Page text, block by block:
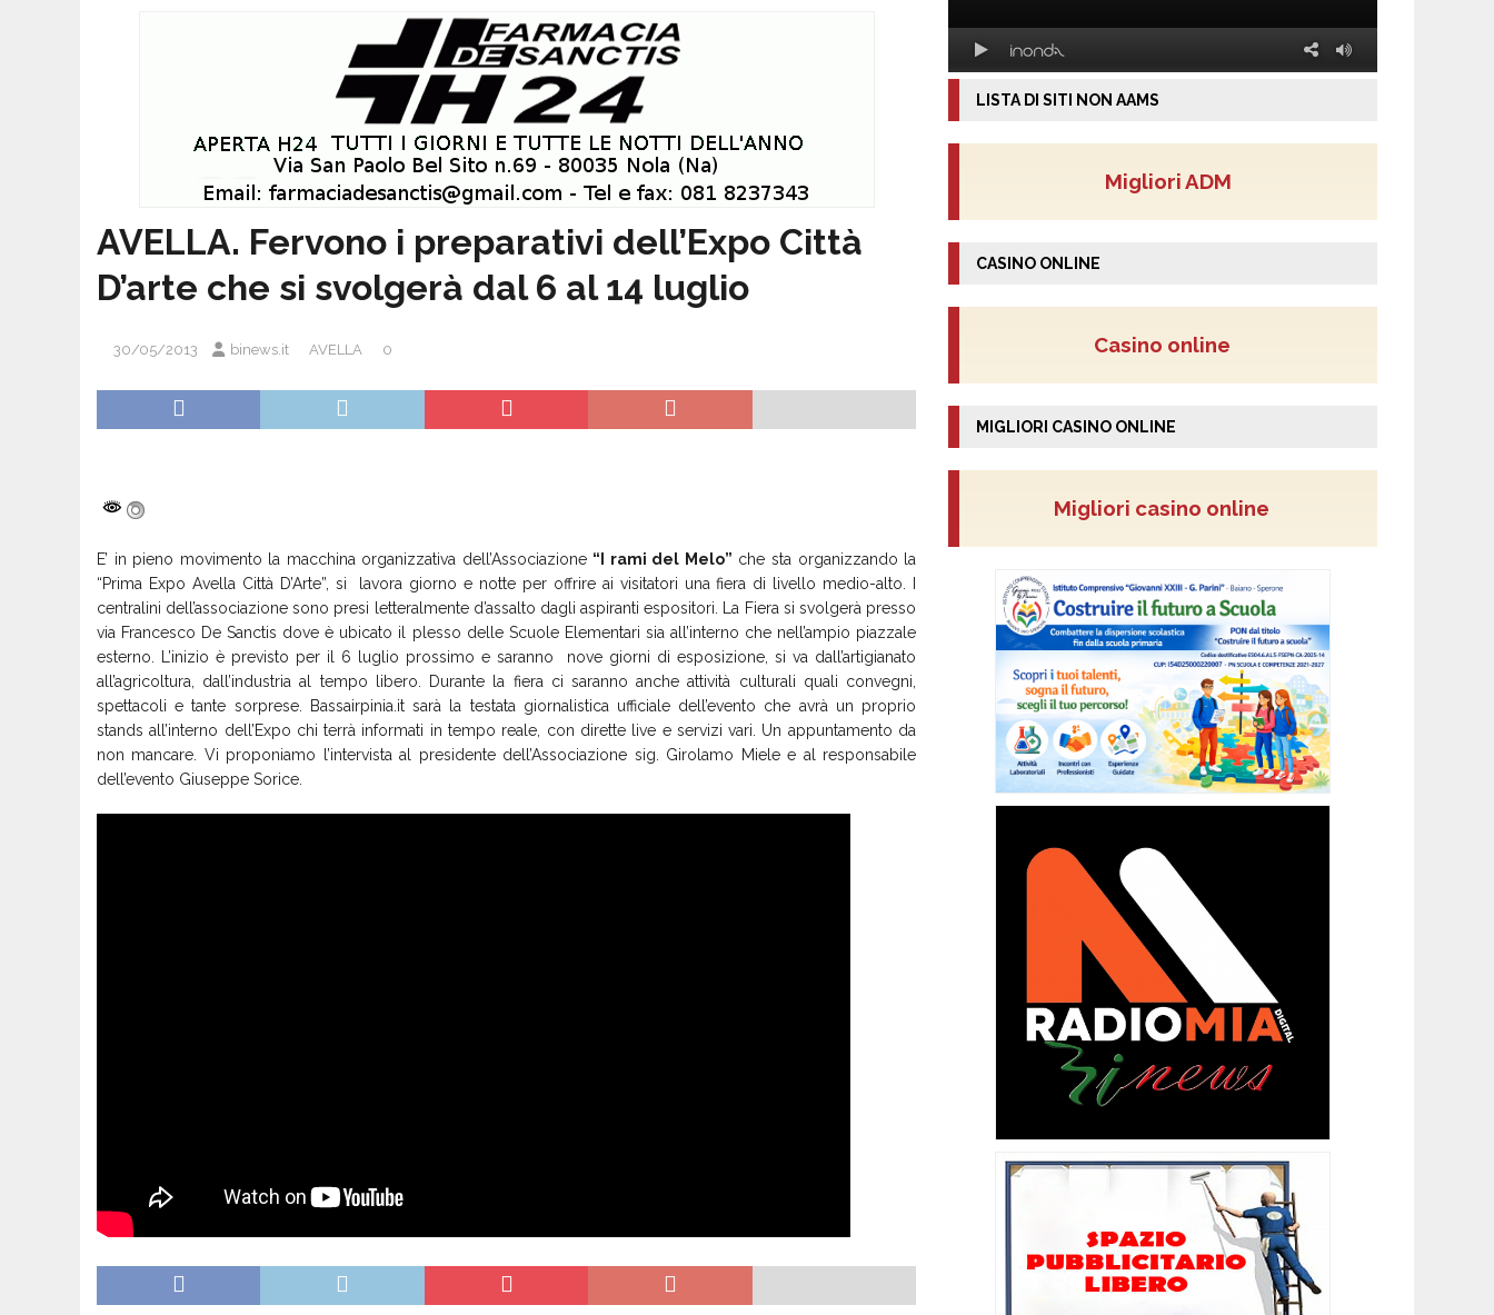
AVELLA. Fervono i preparativi dell’Expo Città
D’arte che si svolgerà dal 6 al 14 luglio
30/05/2013 binews.it AVELLA 0
E’ in pieno movimento la macchina organizzativa dell’Associazione “I rami del Melo” che sta organizzando la
“Prima Expo Avella Città D’Arte”, si lavora giorno e notte per offrire ai visitatori una fiera di livello medio-alto. I
centralini dell’associazione sono presi letteralmente d’assalto dagli aspiranti espositori. La Fiera si svolgerà presso
via Francesco De Sanctis dove è ubicato il plesso delle Scuole Elementari sia all’interno che nell’ampio piazzale
esterno. L’inizio è previsto per il 6 luglio prossimo e saranno nove giorni di esposizione, si va dall’artigianato
all’agricoltura, dall’industria al tempo libero. Durante la fiera ci saranno anche attività culturali quali convegni,
spettacoli e tante sorprese. Bassairpinia.it sarà la testata giornalistica ufficiale dell’evento che avrà un proprio
stands all’interno dell’Expo chi terrà informati in tempo reale, con dirette live e servizi vari. Un appuntamento da
non mancare. Vi proponiamo l’intervista al presidente dell’Associazione sig. Girolamo Miele e al responsabile
dell’evento Giuseppe Sorice.
LISTA DI SITI NON AAMS
Migliori ADM
CASINO ONLINE
Casino online
MIGLIORI CASINO ONLINE
Migliori casino online